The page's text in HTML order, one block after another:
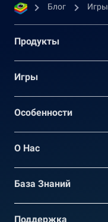
Блог Игры
Продукты
Игры
Oсобенности
О Нас
База Знаний
Поддержка